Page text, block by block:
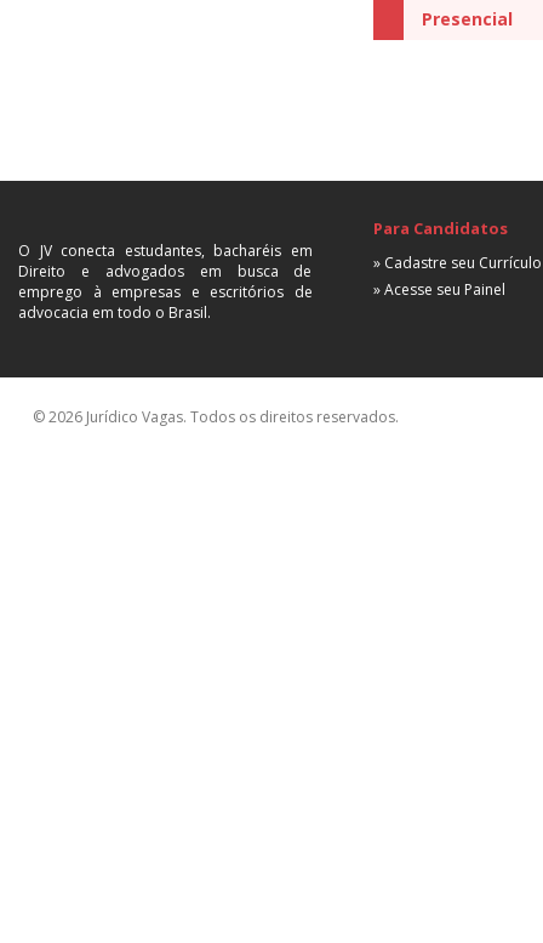
Presencial
O JV conecta estudantes, bacharéis em
Direito e advogados em busca de
emprego à empresas e escritórios de
advocacia em todo o Brasil.
Para Candidatos
» Cadastre seu Currículo
» Acesse seu Painel
© 2026 Jurídico Vagas. Todos os direitos reservados.